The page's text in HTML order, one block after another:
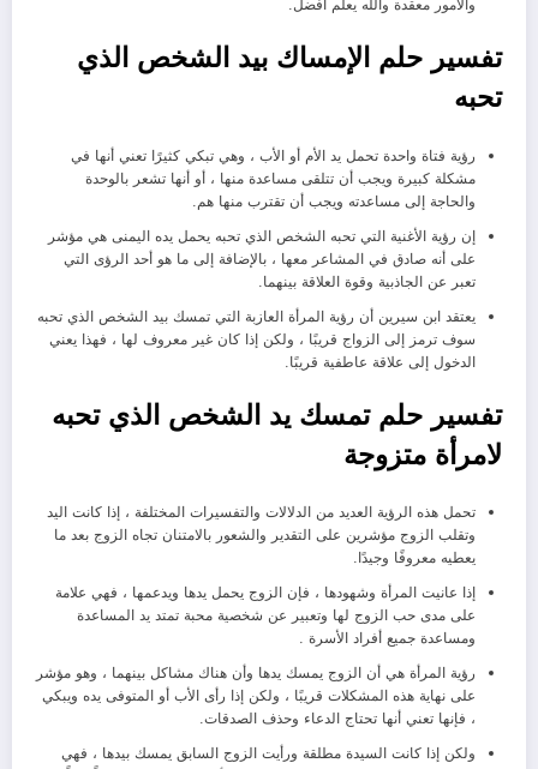
والأمور معقدة والله يعلم أفضل.
تفسير حلم الإمساك بيد الشخص الذي
تحبه
رؤية فتاة واحدة تحمل يد الأم أو الأب ، وهي تبكي كثيرًا تعني أنها في
مشكلة كبيرة ويجب أن تتلقى مساعدة منها ، أو أنها تشعر بالوحدة
والحاجة إلى مساعدته ويجب أن تقترب منها هم.
إن رؤية الأغنية التي تحبه الشخص الذي تحبه يحمل يده اليمنى هي مؤشر
على أنه صادق في المشاعر معها ، بالإضافة إلى ما هو أحد الرؤى التي
تعبر عن الجاذبية وقوة العلاقة بينهما.
يعتقد ابن سيرين أن رؤية المرأة العازبة التي تمسك بيد الشخص الذي تحبه
سوف ترمز إلى الزواج قريبًا ، ولكن إذا كان غير معروف لها ، فهذا يعني
الدخول إلى علاقة عاطفية قريبًا.
تفسير حلم تمسك يد الشخص الذي تحبه
لامرأة متزوجة
تحمل هذه الرؤية العديد من الدلالات والتفسيرات المختلفة ، إذا كانت اليد
وتقلب الزوج مؤشرين على التقدير والشعور بالامتنان تجاه الزوج بعد ما
يعطيه معروفًا وجيدًا.
إذا عانيت المرأة وشهودها ، فإن الزوج يحمل يدها ويدعمها ، فهي علامة
على مدى حب الزوج لها وتعبير عن شخصية محبة تمتد يد المساعدة
ومساعدة جميع أفراد الأسرة .
رؤية المرأة هي أن الزوج يمسك يدها وأن هناك مشاكل بينهما ، وهو مؤشر
على نهاية هذه المشكلات قريبًا ، ولكن إذا رأى الأب أو المتوفى يده ويبكي
، فإنها تعني أنها تحتاج الدعاء وحذف الصدقات.
ولكن إذا كانت السيدة مطلقة ورأيت الزوج السابق يمسك بيدها ، فهي